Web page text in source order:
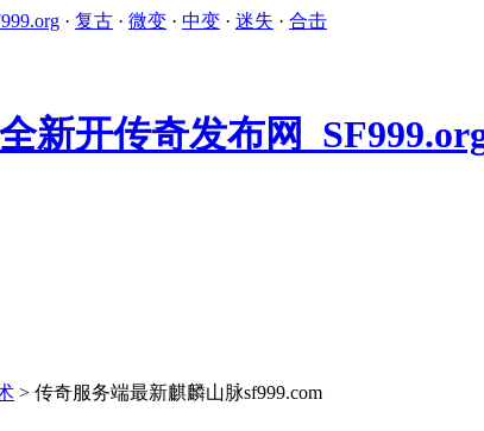
· 复古 · 微变 · 中变 · 迷失 · 合击
> 传奇服务端最新麒麟山脉sf999.com